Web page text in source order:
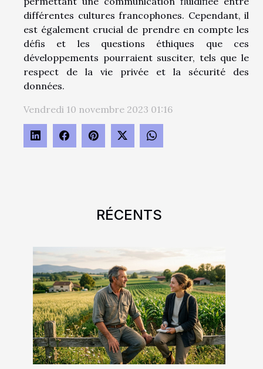
RÉCENTS
différentes cultures francophones. Cependant, il
est également crucial de prendre en compte les
défis et les questions éthiques que ces
développements pourraient susciter, tels que le
respect de la vie privée et la sécurité des
données.
Vendredi 10 novembre 2023 01:16